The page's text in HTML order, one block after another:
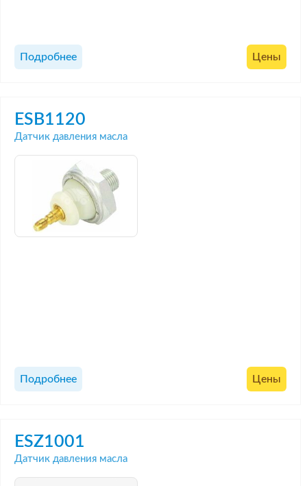
Подробнее Цены
ESB1120
Датчик давления масла
Подробнее Цены
ESZ1001
Датчик давления масла